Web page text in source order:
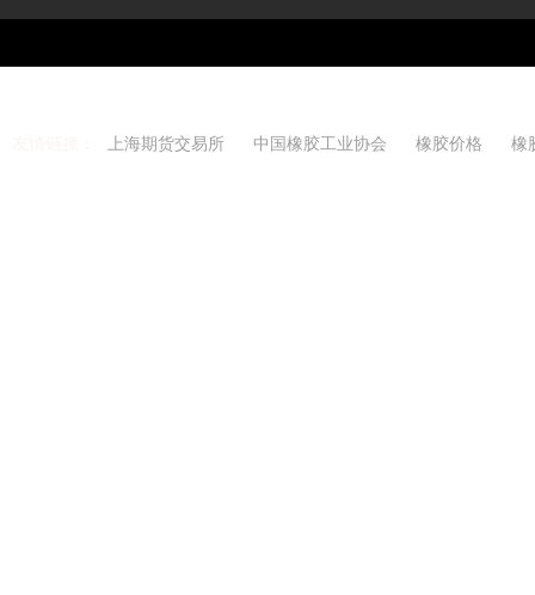
上海期货交易所 中国橡胶工业协会 橡胶价格 橡